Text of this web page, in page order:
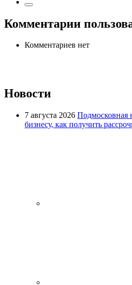
Комментарии
Комментариев нет
Новости
7 августа 2026 Подмосковная
бизнесу, как получить